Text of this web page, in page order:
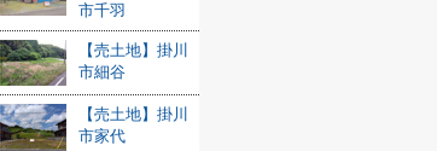
市千羽
【売土地】掛川
市細谷
【売土地】掛川
市家代